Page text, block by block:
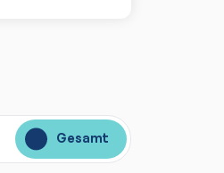
Gesamt